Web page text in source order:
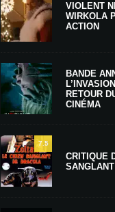
VIOLENT
WIRKOLA
ACTION
BANDE
RETOUR
CINÉMA
7.5
CRITIQUE